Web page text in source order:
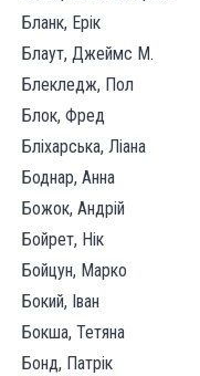
Бланк, Ерік
Блаут, Джеймс М.
Блекледж, Пол
Блок, Фред
Бліхарська, Ліана
Боднар, Анна
Божок, Андрій
Бойрет, Нік
Бойцун, Марко
Бокий, Іван
Бокша, Тетяна
Бонд, Патрік